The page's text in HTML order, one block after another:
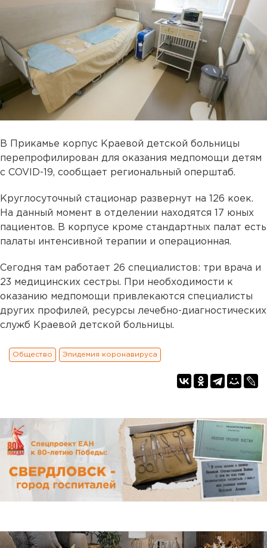
В Прикамье корпус Краевой детской больницы
перепрофилирован для оказания медпомощи детям
с COVID-19, сообщает региональный оперштаб.
Круглосуточный стационар развернут на 126 коек.
На данный момент в отделении находятся 17 юных
пациентов. В корпусе кроме стандартных палат есть
палаты интенсивной терапии и операционная.
Сегодня там работает 26 специалистов: три врача и
23 медицинских сестры. При необходимости к
оказанию медпомощи привлекаются специалисты
других профилей, ресурсы лечебно-диагностических
служб Краевой детской больницы.
Общество Эпидемия коронавируса